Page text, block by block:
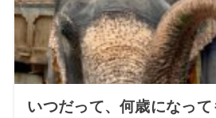
いつだって、何歳に